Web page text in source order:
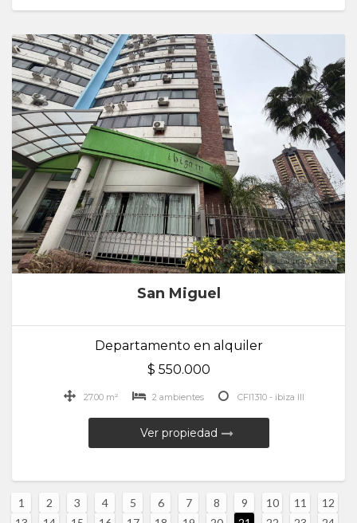
San Miguel
Departamento en alquiler
$ 550.000
27.00 m² 2 ambientes CFI1310 - ibiza III
Ver propiedad
1 2 3 4 5 6 7 8 9 10 11
12